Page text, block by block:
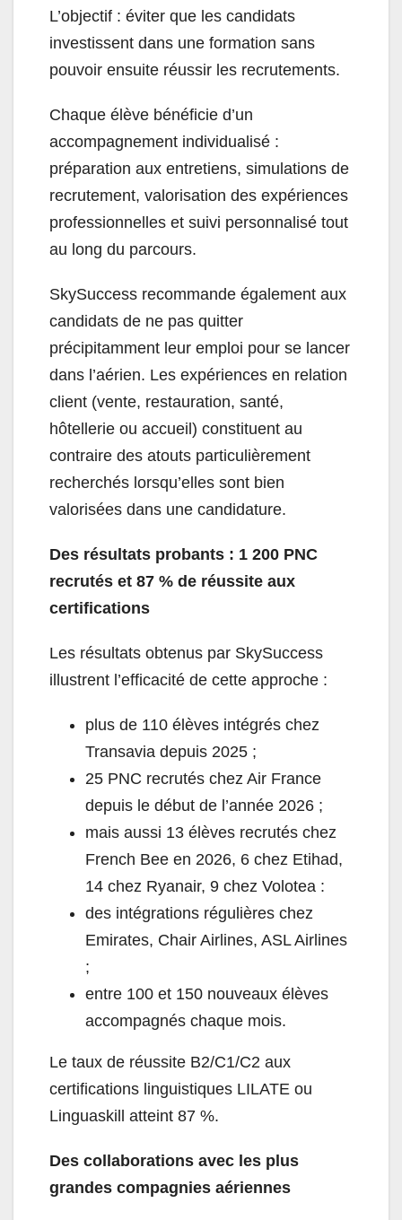
L’objectif : éviter que les candidats
investissent dans une formation sans
pouvoir ensuite réussir les recrutements.
Chaque élève bénéficie d’un
accompagnement individualisé :
préparation aux entretiens, simulations de
recrutement, valorisation des expériences
professionnelles et suivi personnalisé tout
au long du parcours.
SkySuccess recommande également aux
candidats de ne pas quitter
précipitamment leur emploi pour se lancer
dans l’aérien. Les expériences en relation
client (vente, restauration, santé,
hôtellerie ou accueil) constituent au
contraire des atouts particulièrement
recherchés lorsqu’elles sont bien
valorisées dans une candidature.
Des résultats probants : 1 200 PNC
recrutés et 87 % de réussite aux
certifications
Les résultats obtenus par SkySuccess
illustrent l’efficacité de cette approche :
plus de 110 élèves intégrés chez
Transavia depuis 2025 ;
25 PNC recrutés chez Air France
depuis le début de l’année 2026 ;
mais aussi 13 élèves recrutés chez
French Bee en 2026, 6 chez Etihad,
14 chez Ryanair, 9 chez Volotea :
des intégrations régulières chez
Emirates, Chair Airlines, ASL Airlines
;
entre 100 et 150 nouveaux élèves
accompagnés chaque mois.
Le taux de réussite B2/C1/C2 aux
certifications linguistiques LILATE ou
Linguaskill atteint 87 %.
Des collaborations avec les plus
grandes compagnies aériennes